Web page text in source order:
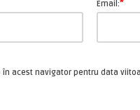
Email:*
acest navigator pentru data